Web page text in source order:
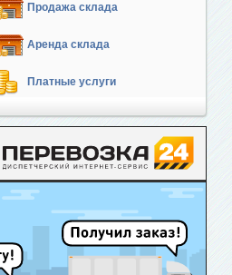
Продажа склада
Аренда склада
Платные услуги